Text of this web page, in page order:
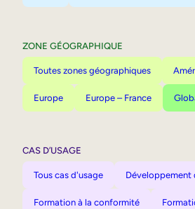
ZONE GÉOGRAPHIQUE
Toutes zones géographiques
Europe Europe – France
CAS D’USAGE
Tous cas d'usage Développement
Formation à la conformité